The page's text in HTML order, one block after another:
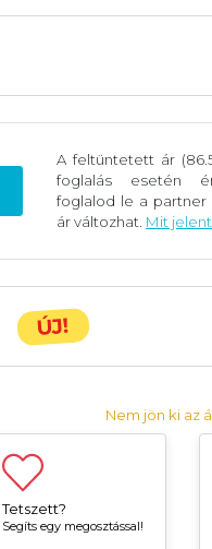
A feltüntetett ár
foglalás esetén
foglalod le a partner
ár változhat. Mit
ÚJ!
Nem jön ki az
Tetszett?
Segíts egy megosztással!